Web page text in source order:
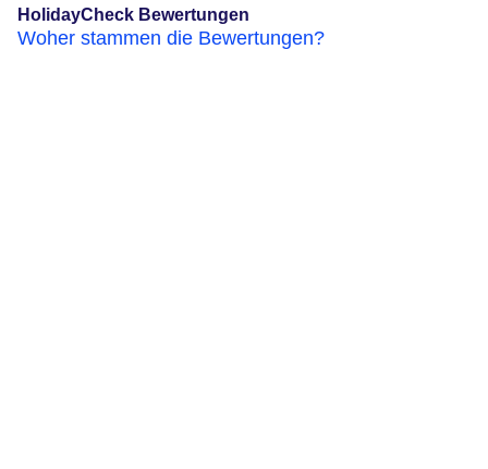
HolidayCheck Bewertungen
Woher stammen die Bewertungen?